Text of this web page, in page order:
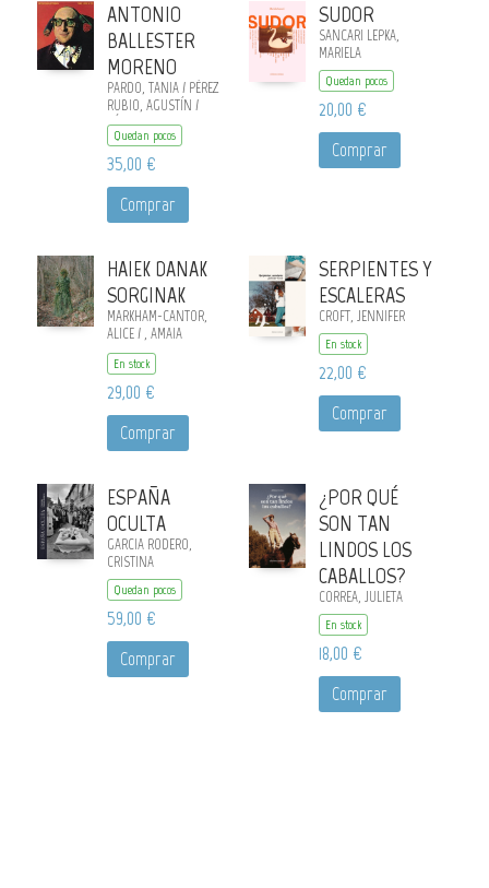
ANTONIO
BALLESTER
MORENO
PARDO, TANIA / PÉREZ
RUBIO, AGUSTÍN /
PÉREZ BARREIRO,
GABRIEL / GUTIÉRREZ,
SOLEDAD
Quedan pocos
35,00 €
Comprar
SUDOR
SANCARI LEPKA,
MARIELA
Quedan pocos
20,00 €
Comprar
HAIEK DANAK
SORGINAK
MARKHAM-CANTOR,
ALICE / , AMAIA
NAUSIA PIMOULIER /
ANTÓN ARIAS,
BEGOÑA
En stock
29,00 €
Comprar
SERPIENTES Y
ESCALERAS
CROFT, JENNIFER
En stock
22,00 €
Comprar
ESPAÑA
OCULTA
GARCIA RODERO,
CRISTINA
Quedan pocos
59,00 €
Comprar
¿POR QUÉ
SON TAN
LINDOS LOS
CABALLOS?
CORREA, JULIETA
En stock
18,00 €
Comprar